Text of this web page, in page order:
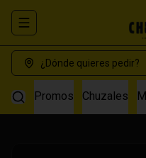
Abrir menu de navegación
¿Dónde quieres pedir?
Promos Chuzales